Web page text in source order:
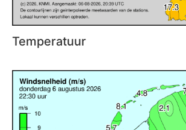
Temperatuur